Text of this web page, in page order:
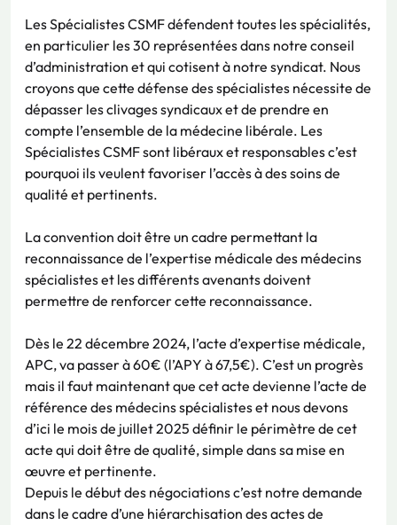
Les Spécialistes CSMF défendent toutes les spécialités,
en particulier les 30 représentées dans notre conseil
d’administration et qui cotisent à notre syndicat. Nous
croyons que cette défense des spécialistes nécessite de
dépasser les clivages syndicaux et de prendre en
compte l’ensemble de la médecine libérale. Les
Spécialistes CSMF sont libéraux et responsables c’est
pourquoi ils veulent favoriser l’accès à des soins de
qualité et pertinents.
La convention doit être un cadre permettant la
reconnaissance de l’expertise médicale des médecins
spécialistes et les différents avenants doivent
permettre de renforcer cette reconnaissance.
Dès le 22 décembre 2024, l’acte d’expertise médicale,
APC, va passer à 60€ (l’APY à 67,5€). C’est un progrès
mais il faut maintenant que cet acte devienne l’acte de
référence des médecins spécialistes et nous devons
d’ici le mois de juillet 2025 définir le périmètre de cet
acte qui doit être de qualité, simple dans sa mise en
œuvre et pertinente.
Depuis le début des négociations c’est notre demande
dans le cadre d’une hiérarchisation des actes de